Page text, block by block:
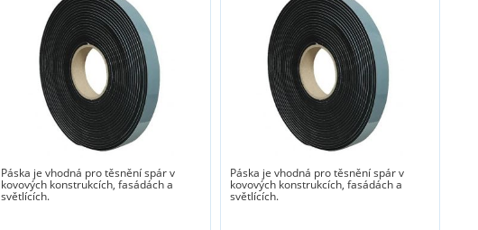
Páska je vhodná pro těsnění spár v
kovových konstrukcích, fasádách a
světlících.
Páska je vhodná pro těsnění spár v
kovových konstrukcích, fasádách a
světlících.